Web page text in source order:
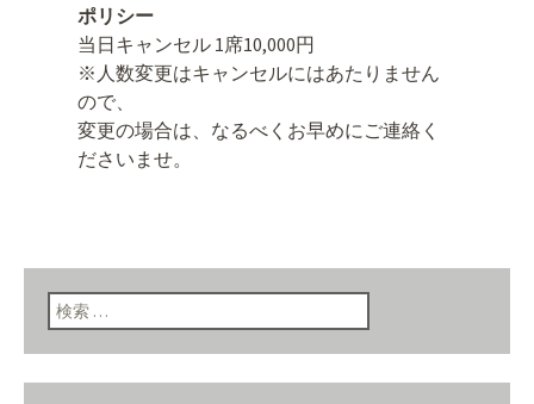
ポリシー
当日キャンセル 1席10,000円
※人数変更はキャンセルにはあたりません
ので、
変更の場合は、なるべくお早めにご連絡く
ださいませ。
検索: